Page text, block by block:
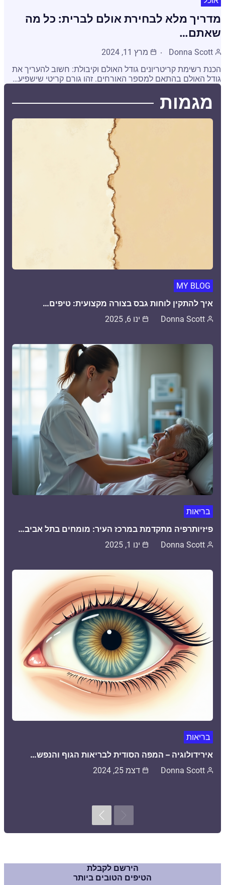
מדריך מלא לבחירת אולם לברית: כל מה
שאתם…
Donna Scott
מרץ 11, 2024
הכנת רשימת קריטריונים גודל האולם וקיבולת: חשוב להעריך את
גודל האולם בהתאם למספר האורחים. זהו גורם קריטי שישפיע…
מגמות
MY BLOG
איך להתקין לוחות גבס בצורה מקצועית: טיפים…
Donna Scott ינו 6, 2025
בריאות
פיזיותרפיה מתקדמת במרכז העיר: מומחים בתל אביב…
Donna Scott ינו 1, 2025
בריאות
אירידולוגיה – המפה הסודית לבריאות הגוף והנפש…
Donna Scott דצמ 25, 2024
Previous
Next
הירשם לקבלת
הטיפים הטובים ביותר